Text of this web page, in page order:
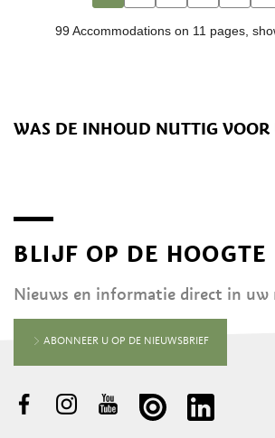
WAS DE INHOUD NUTTIG VOOR
BLIJF OP DE HOOGTE
Nieuws en informatie direct in uw
ABONNEER U OP DE NIEUWSBRIEF